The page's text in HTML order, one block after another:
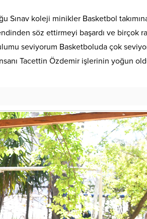
Sınav koleji minikler Basketbol
söz ettirmeyi başardı ve birçok
seviyorum Basketboluda çok
Tacettin Özdemir işlerinin yoğun